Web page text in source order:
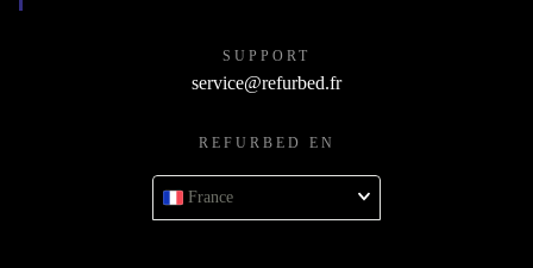
SUPPORT
service@refurbed.fr
REFURBED EN
France